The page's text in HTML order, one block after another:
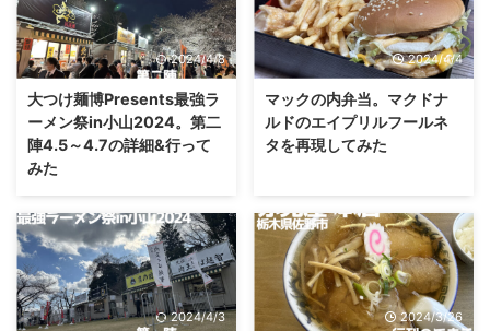
2024/4/8
大つけ麺博Presents最強ラ
ーメン祭in小山2024。第二
陣4.5～4.7の詳細&行って
みた
2024/4/4
マックの内弁当。マクドナ
ルドのエイプリルフールネ
タを再現してみた
2024/4/3 2024/3/26